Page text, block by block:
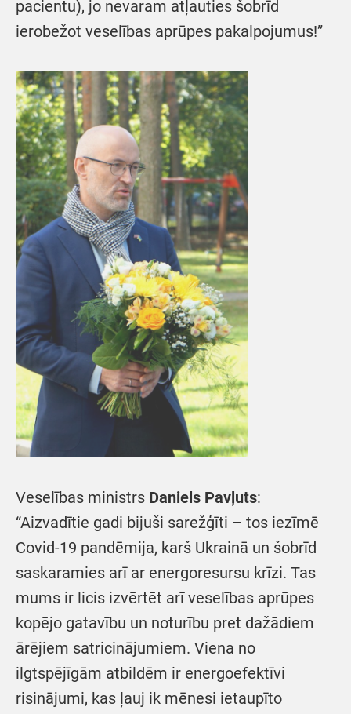
pacientu), jo nevaram atļauties šobrīd
ierobežot veselības aprūpes pakalpojumus!”
Veselības ministrs Daniels Pavļuts:
“Aizvadītie gadi bijuši sarežģīti – tos iezīmē
Covid-19 pandēmija, karš Ukrainā un šobrīd
saskaramies arī ar energoresursu krīzi. Tas
mums ir licis izvērtēt arī veselības aprūpes
kopējo gatavību un noturību pret dažādiem
ārējiem satricinājumiem. Viena no
ilgtspējīgām atbildēm ir energoefektīvi
risinājumi, kas ļauj ik mēnesi ietaupīto